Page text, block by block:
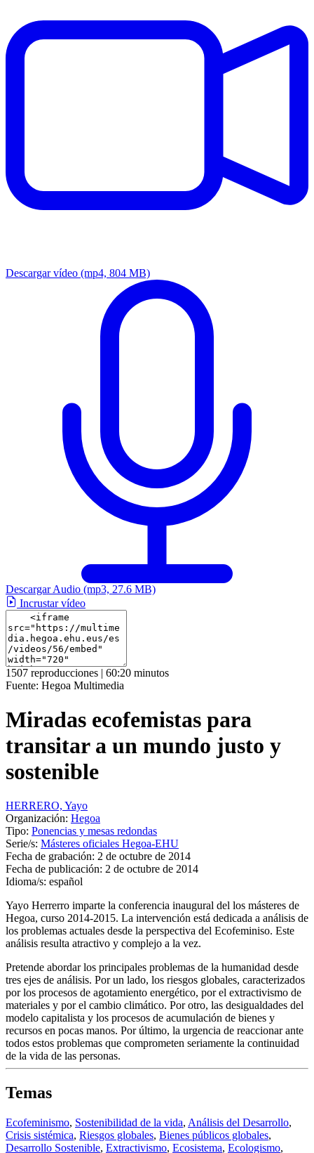
Descargar vídeo (mp4, 804 MB)
Descargar Audio (mp3, 27.6 MB)
Incrustar vídeo
1507 reproducciones | 60:20 minutos
Fuente: Hegoa Multimedia
Miradas ecofemistas para
transitar a un mundo justo y
sostenible
HERRERO, Yayo
Organización: Hegoa
Tipo: Ponencias y mesas redondas
Serie/s: Másteres oficiales Hegoa-EHU
Fecha de grabación: 2 de octubre de 2014
Fecha de publicación: 2 de octubre de 2014
Idioma/s: español
Yayo Herrerro imparte la conferencia inaugural del los másteres de
Hegoa, curso 2014-2015. La intervención está dedicada a análisis de
los problemas actuales desde la perspectiva del Ecofeminiso. Este
análisis resulta atractivo y complejo a la vez.
Pretende abordar los principales problemas de la humanidad desde
tres ejes de análisis. Por un lado, los riesgos globales, caracterizados
por los procesos de agotamiento energético, por el extractivismo de
materiales y por el cambio climático. Por otro, las desigualdades del
modelo capitalista y los procesos de acumulación de bienes y
recursos en pocas manos. Por último, la urgencia de reaccionar ante
todos estos problemas que comprometen seriamente la continuidad
de la vida de las personas.
Temas
Ecofeminismo, Sostenibilidad de la vida, Análisis del Desarrollo,
Crisis sistémica, Riesgos globales, Bienes públicos globales,
Desarrollo Sostenible, Extractivismo, Ecosistema, Ecologismo,